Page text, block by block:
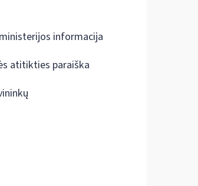
informacija
atitikties paraiška